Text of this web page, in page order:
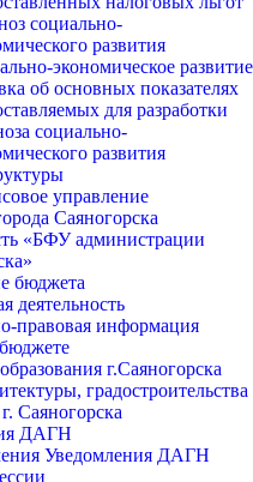
социально-
развития
экономическое развитие
об основных показателях
для разработки
социально-
развития
управление
Саяногорска
«БФУ администрации
бюджета
деятельность
правовая информация
г.Саяногорска
градостроительства
Саяногорска
ДАГН
Уведомления ДАГН